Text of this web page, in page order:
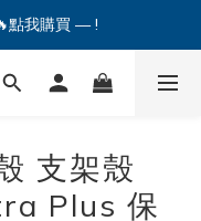
點我購買 — !
點我購買 — !
惠券！🎫
支架殼
Plus 保